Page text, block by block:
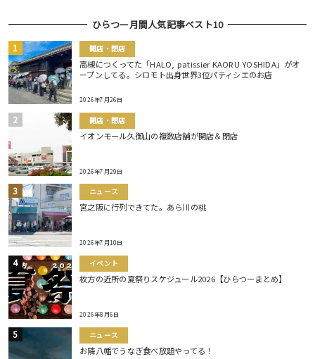
ひらつー月間人気記事ベスト10
開店・閉店
高槻につくってた「HALO, patissier KAORU YOSHIDA」がオ
ープンしてる。シロモト出身世界3位パティシエのお店
2026年7月26日
開店・閉店
イオンモール久御山の複数店舗が開店＆閉店
2026年7月29日
ニュース
宮之阪に行列できてた。あら川の桃
2026年7月10日
イベント
枚方の近所の夏祭りスケジュール2026【ひらつーまとめ】
2026年8月6日
ニュース
お隣八幡でうなぎ食べ放題やってる！